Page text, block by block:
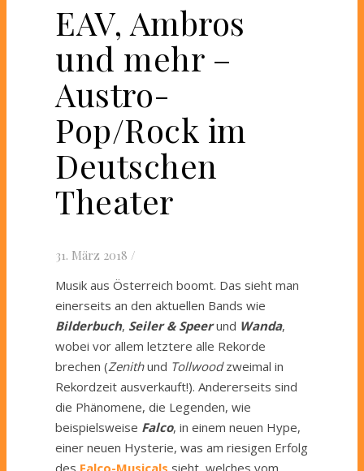
EAV, Ambros
und mehr –
Austro-
Pop/Rock im
Deutschen
Theater
31. März 2018 /
Musik aus Österreich boomt. Das sieht man
einerseits an den aktuellen Bands wie
Bilderbuch, Seiler & Speerund Wanda,
wobei vor allem letztere alle Rekorde
brechen (Zenithund Tollwoodzweimal in
Rekordzeit ausverkauft!). Andererseits sind
die Phänomene, die Legenden, wie
beispielsweise Falco, in einem neuen Hype,
einer neuen Hysterie, was am riesigen Erfolg
des Falco-Musicals sieht, welches vom